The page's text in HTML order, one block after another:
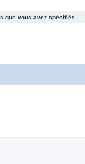
que vous avez spécifiés.